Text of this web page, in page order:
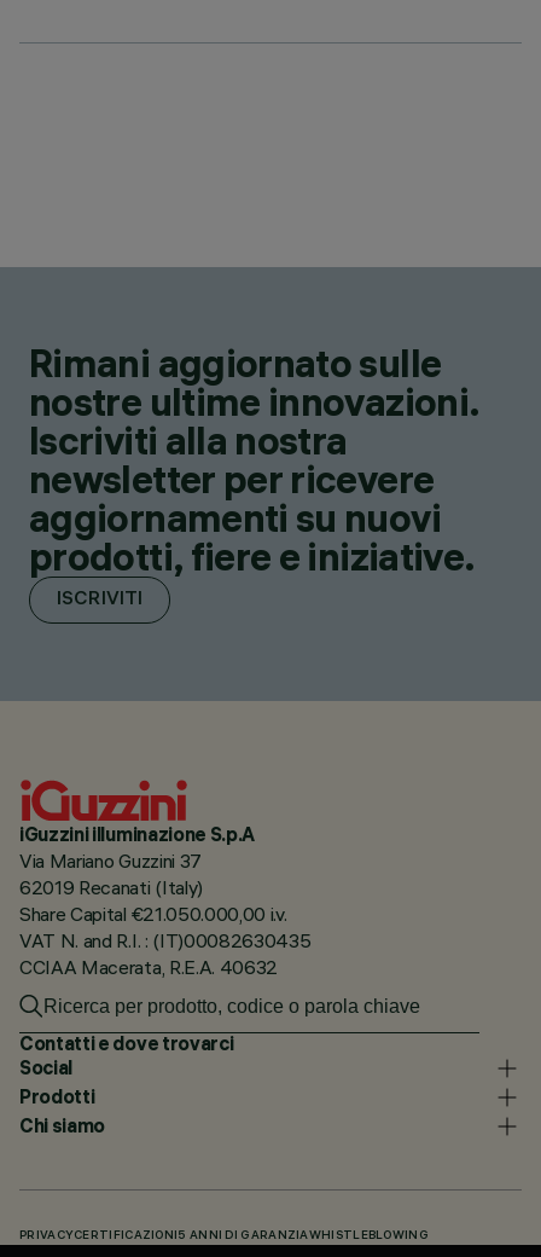
Rimani aggiornato sulle
nostre ultime innovazioni.
Iscriviti alla nostra
newsletter per ricevere
aggiornamenti su nuovi
prodotti, fiere e iniziative.
ISCRIVITI
iGuzzini illuminazione S.p.A
Via Mariano Guzzini 37
62019 Recanati (Italy)
Share Capital €21.050.000,00 i.v.
VAT N. and R.I. : (IT)00082630435
CCIAA Macerata, R.E.A. 40632
Contatti e dove trovarci
Social
Prodotti
Chi siamo
PRIVACY CERTIFICAZIONI 5 ANNI DI GARANZIAWHISTLEBLOWING